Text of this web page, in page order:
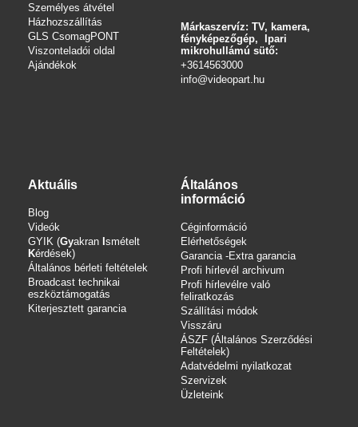
Személyes átvétel
Házhozszállítás
GLS CsomagPONT
Viszonteladói oldal
Ajándékok
Márkaszervíz: TV, kamera,
fényképezőgép, Ipari
mikrohullámú sütő:
+3614563000
info@videopart.hu
Aktuális
Blog
Videók
GYIK (Gyakran smételt
Kérdések)
Általános bérleti feltételek
Broadcast technikai
eszköztámogatás
Kiterjesztett garancia
Általános
információ
Céginformáció
Elérhetőségek
Garancia -Extra garancia
Profi hírlevél archivum
Profi hírlevélre való
feliratkozás
Szállítási módok
Visszáru
ÁSZF (Általános Szerződési
Feltételek)
Adatvédelmi nyilatkozat
Szervizek
Üzleteink